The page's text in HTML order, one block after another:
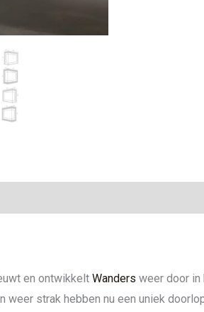
en ontwikkelt Wanders weer door
weer strak hebben nu een uniek